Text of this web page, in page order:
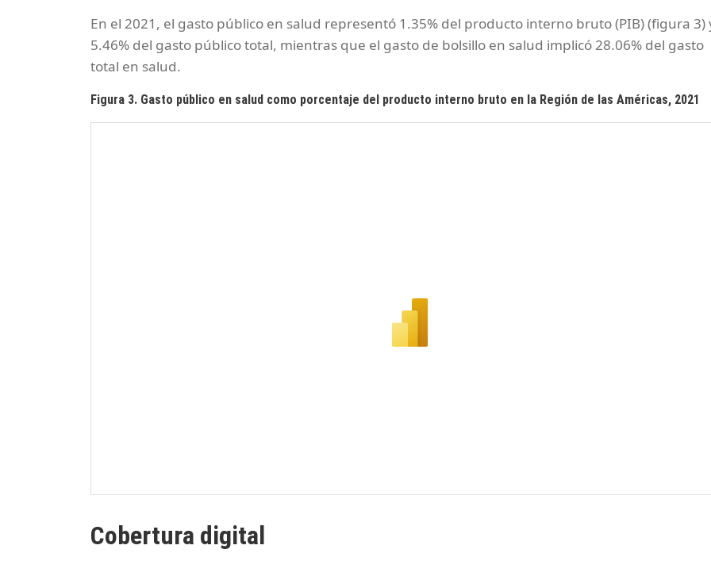
En el 2021, el gasto público en salud representó 1.35% del producto interno bruto (PIB) (figura 3)
5.46% del gasto público total, mientras que el gasto de bolsillo en salud implicó 28.06% del gasto
total en salud.
Figura 3. Gasto público en salud como porcentaje del producto interno bruto en la Región de las Américas, 2021
Cobertura digital